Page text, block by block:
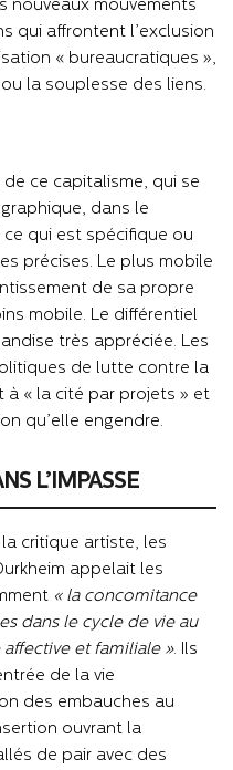
nouveaux mouvements
qui affrontent l’exclusion
« bureaucratiques »,
la souplesse des liens.
ce capitalisme, qui se
dans le
qui est spécifique ou
précises. Le plus mobile
de sa propre
mobile. Le différentiel
très appréciée. Les
de lutte contre la
à « la cité par projets » et
qu’elle engendre.
L’IMPASSE
la critique artiste, les
appelait les
« la concomitance
dans le cycle de vie au
affective et familiale ». Ils
de la vie
des embauches au
ouvrant la
de pair avec des